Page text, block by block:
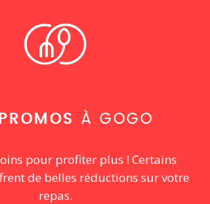
À GOGO
pour profiter plus ! Certains
de belles réductions sur votre
repas.